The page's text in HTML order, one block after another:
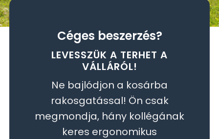
Céges beszerzés?
LEVESSZÜK A TERHET A
VÁLLÁRÓL!
Ne bajlódjon a kosárba
rakosgatással! Ön csak
megmondja, hány kollégának
keres ergonomikus